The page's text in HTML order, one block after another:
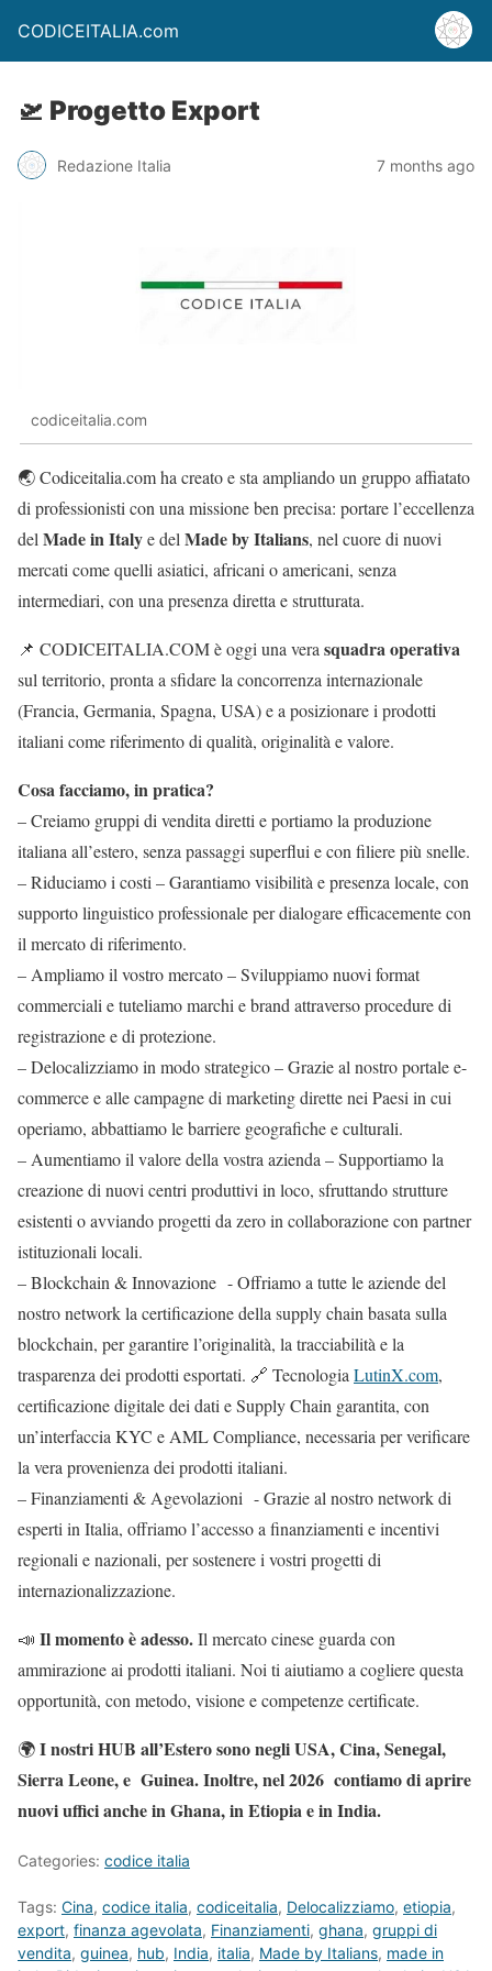
CODICEITALIA.com
🛫 Progetto Export
Redazione Italia 7 months ago
codiceitalia.com
🌏 Codiceitalia.com ha creato e sta ampliando un gruppo affiatato
di professionisti con una missione ben precisa: portare l’eccellenza
del Made in Italye del Made by Italians, nel cuore di nuovi
mercati come quelli asiatici, africani o americani, senza
intermediari, con una presenza diretta e strutturata.
📌 CODICEITALIA.COM è oggi una vera squadra operativa
sul territorio, pronta a sfidare la concorrenza internazionale
(Francia, Germania, Spagna, USA) e a posizionare i prodotti
italiani come riferimento di qualità, originalità e valore.
Cosa facciamo, in pratica?
– Creiamo gruppi di vendita diretti e portiamo la produzione
italiana all’estero, senza passaggi superflui e con filiere più snelle.
–Riduciamo i costi – Garantiamo visibilità e presenza locale, con
supporto linguistico professionale per dialogare efficacemente con
il mercato di riferimento.
– Ampliamo il vostro mercato– Sviluppiamo nuovi format
commerciali e tuteliamo marchi e brand attraverso procedure di
registrazione e di protezione.
–Delocalizziamoin modo strategico – Grazie al nostro portale e-
commerce e alle campagne di marketing dirette nei Paesi in cui
operiamo, abbattiamo le barriere geografiche e culturali.
– Aumentiamo il valoredella vostra azienda – Supportiamo la
creazione di nuovi centri produttivi in loco, sfruttando strutture
esistenti o avviando progetti da zero in collaborazione con partner
istituzionali locali.
–Blockchain & Innovazione - Offriamo a tutte le aziende del
nostro network la certificazione della supply chain basata sulla
blockchain, per garantire l’originalità, la tracciabilità e la
trasparenza dei prodotti esportati. 🔗 Tecnologia LutinX.com,
certificazione digitale dei dati e Supply Chain garantita, con
un’interfaccia KYC e AML Compliance, necessaria per verificare
la vera provenienza dei prodotti italiani.
–Finanziamenti & Agevolazioni - Grazie al nostro network di
esperti in Italia, offriamo l’accesso a finanziamenti e incentivi
regionali e nazionali, per sostenere i vostri progetti di
internazionalizzazione.
📣 Il momento è adesso.Il mercato cinese guarda con
ammirazione ai prodotti italiani. Noi ti aiutiamo a cogliere questa
opportunità, con metodo, visione e competenze certificate.
🌍I nostri HUB all’Estero sono negli USA, Cina, Senegal,
Sierra Leone, e Guinea. Inoltre, nel 2026 contiamo di aprire
nuovi uffici anche in Ghana, in Etiopia e in India.
Categories: codice italia
Tags: Cina, codice italia, codiceitalia, Delocalizziamo, etiopia,
export, finanza agevolata, Finanziamenti, ghana, gruppi di
vendita, guinea, hub, India, italia, Made by Italians, made in